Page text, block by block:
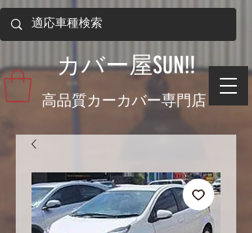
​高品質カーカバー専門店
​カバー屋SUN!!